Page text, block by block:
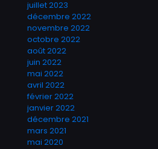
juillet 2023
décembre 2022
novembre 2022
octobre 2022
août 2022
juin 2022
mai 2022
avril 2022
février 2022
janvier 2022
décembre 2021
mars 2021
mai 2020